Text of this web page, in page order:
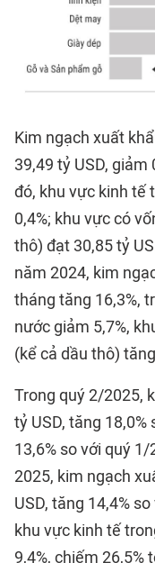
Kim ngạch xuất
39,49 tỷ USD,
đó, khu vực kinh tế
0,4%; khu vực có
thô) đạt 30,85 tỷ
năm 2024, kim
tháng tăng 16,3%,
nước giảm 5,7%,
(kể cả dầu thô)
Trong quý 2/2025,
tỷ USD, tăng
13,6% so với quý
2025, kim ngạch
USD, tăng 14,4%
khu vực kinh tế
9,4%, chiếm 26,5%